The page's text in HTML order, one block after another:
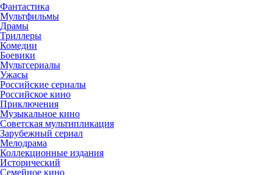
Фантастика
Мультфильмы
Драмы
Триллеры
Комедии
Боевики
Мультсериалы
Ужасы
Российские сериалы
Российское кино
Приключения
Музыкальное кино
Советская мультипликация
Зарубежный сериал
Мелодрама
Коллекционные издания
Исторический
Семейное кино